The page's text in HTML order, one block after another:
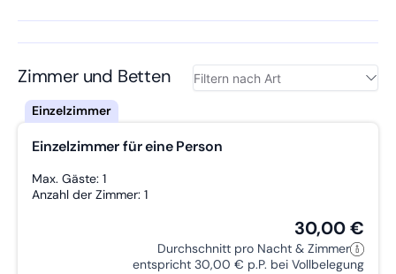
Zimmer und Betten
Einzelzimmer für eine Person
Max. Gäste: 1
Anzahl der Zimmer: 1
30,00 €
Durchschnitt pro Nacht & Zimmer
entspricht 30,00 € p.P. bei Vollbelegung